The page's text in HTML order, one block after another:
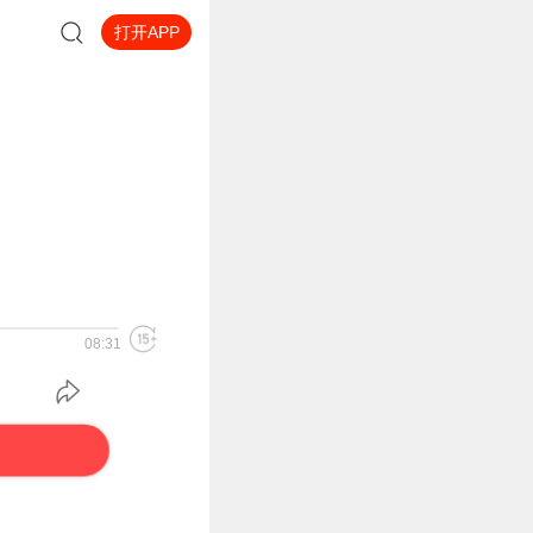
打开APP
08:31